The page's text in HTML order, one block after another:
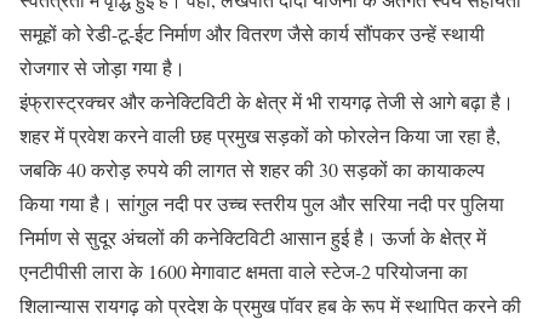
समूहों को रेडी-टू-ईट निर्माण और वितरण जैसे कार्य सौंपकर उन्हें स्थायी
रोजगार से जोड़ा गया है।
इंफ्रास्ट्रक्चर और कनेक्टिविटी के क्षेत्र में भी रायगढ़ तेजी से आगे बढ़ा है।
शहर में प्रवेश करने वाली छह प्रमुख सड़कों को फोरलेन किया जा रहा है,
जबकि 40 करोड़ रुपये की लागत से शहर की 30 सड़कों का कायाकल्प
किया गया है। सांगुल नदी पर उच्च स्तरीय पुल और सरिया नदी पर पुलिया
निर्माण से सुदूर अंचलों की कनेक्टिविटी आसान हुई है। ऊर्जा के क्षेत्र में
एनटीपीसी लारा के 1600 मेगावाट क्षमता वाले स्टेज-2 परियोजना का
शिलान्यास रायगढ़ को प्रदेश के प्रमुख पॉवर हब के रूप में स्थापित करने की